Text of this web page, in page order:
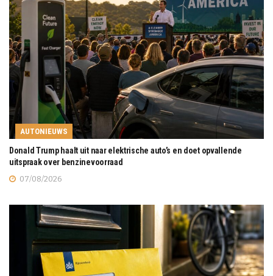
AUTONIEUWS
Donald Trump haalt uit naar elektrische auto’s en doet opvallende
uitspraak over benzinevoorraad
07/08/2026